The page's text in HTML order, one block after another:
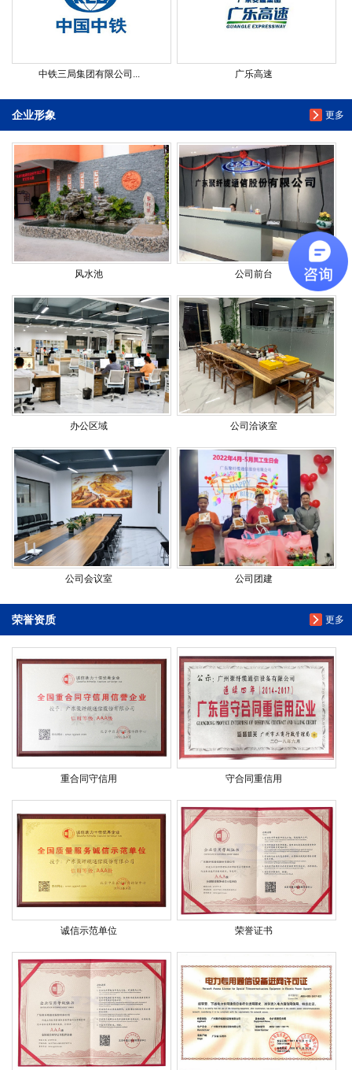
中铁三局集团有限公司... 广乐高速
更多
企业形象
风水池 公司前台
办公区域 公司洽谈室
公司会议室 公司团建
更多
荣誉资质
重合同守信用 守合同重信用
诚信示范单位 荣誉证书